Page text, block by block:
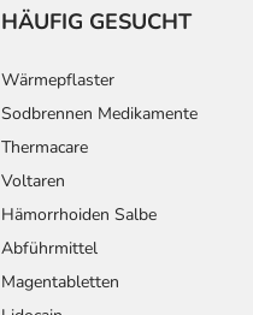
HÄUFIG GESUCHT
Wärmepflaster
Sodbrennen Medikamente
Thermacare
Voltaren
Hämorrhoiden Salbe
Abführmittel
Magentabletten